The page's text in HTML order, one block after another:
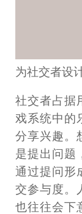
为社交者设
社交者占据
戏系统中的
分享兴趣。
是提出问题
通过提问形
交参与度。
也往往会下